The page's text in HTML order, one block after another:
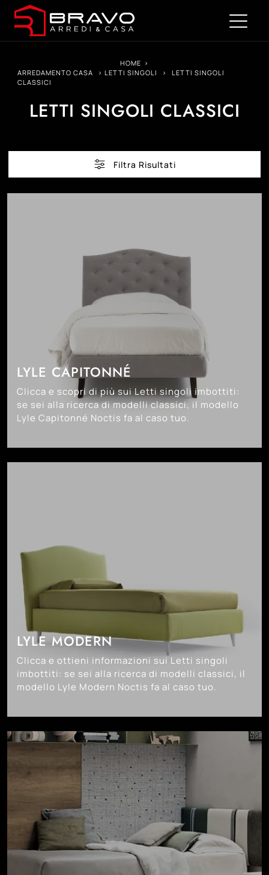
HOME >
ARREDAMENTO CASA
> LETTI SINGOLI >
LETTI SINGOLI
CLASSICI
LETTI SINGOLI CLASSICI
Filtra Risultati
LYLE CAPITONNÉ
Clicca e scopri di più sui Letti singoli imbottiti:
se sei alla ricerca di modelli classici, il modello
Lyle Capitonné Noctis fa al caso tuo.
LYLE MODERN
Clicca e ottieni informazioni sui Letti singoli
imbottiti: se sei alla ricerca di modelli classici, il
modello Lyle Modern Noctis fa al caso tuo.